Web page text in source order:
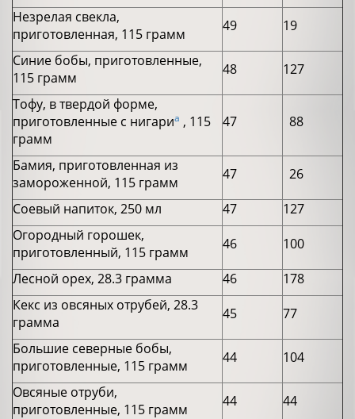
Незрелая свекла,
приготовленная, 115 грамм
49
19
Синие бобы, приготовленные,
115 грамм
48
127
Тофу, в твердой форме,
приготовленные с нигариa , 115
грамм
47 88
Бамия, приготовленная из
замороженной, 115 грамм
47
26
Соевый напиток, 250 мл
47
127
Огородный горошек,
приготовленный, 115 грамм
46
100
Лесной орех, 28.3 грамма
46
178
Кекс из овсяных отрубей, 28.3
грамма
45
77
Большие северные бобы,
приготовленные, 115 грамм
44
104
Овсяные отруби,
приготовленные, 115 грамм
44
44